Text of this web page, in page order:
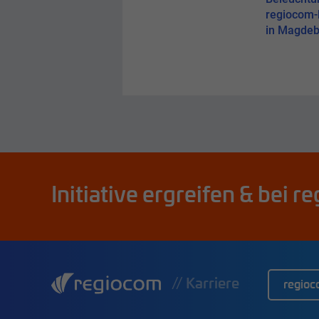
in
Initiative ergreifen & bei
// Karriere